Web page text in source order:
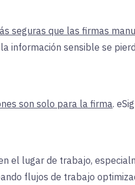
seguras que las firmas
información sensible se
son solo para la firma.
el lugar de trabajo,
flujos de trabajo